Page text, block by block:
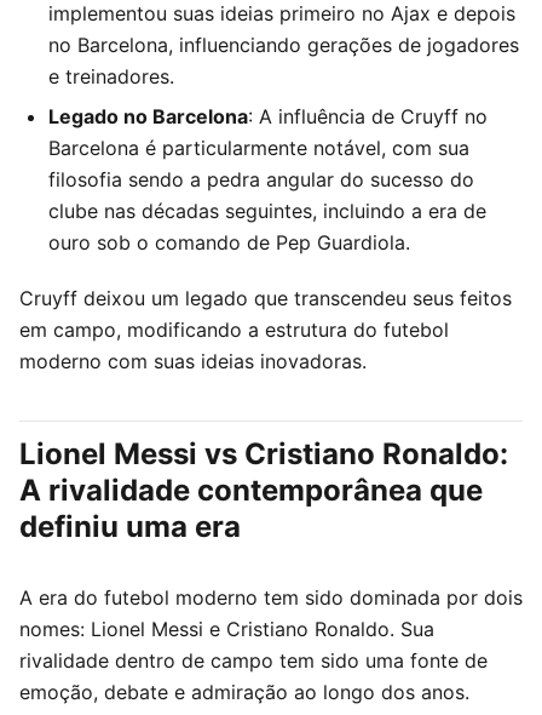
implementou suas ideias primeiro no Ajax e depois
no Barcelona, influenciando gerações de jogadores
e treinadores.
Legado no Barcelona: A influência de Cruyff no
Barcelona é particularmente notável, com sua
filosofia sendo a pedra angular do sucesso do
clube nas décadas seguintes, incluindo a era de
ouro sob o comando de Pep Guardiola.
Cruyff deixou um legado que transcendeu seus feitos
em campo, modificando a estrutura do futebol
moderno com suas ideias inovadoras.
Lionel Messi vs Cristiano Ronaldo:
A rivalidade contemporânea que
definiu uma era
A era do futebol moderno tem sido dominada por dois
nomes: Lionel Messi e Cristiano Ronaldo. Sua
rivalidade dentro de campo tem sido uma fonte de
emoção, debate e admiração ao longo dos anos.